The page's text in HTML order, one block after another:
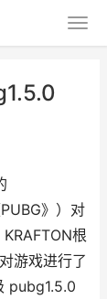
》）对
根
游戏进行了
pubg1.5.0